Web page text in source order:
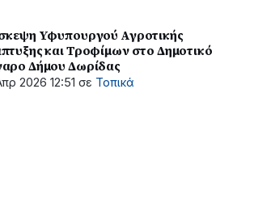
Υφυπουργού Αγροτικής
και Τροφίμων στο Δημοτικό
Δήμου Δωρίδας
2026 12:51 σε Τοπικά